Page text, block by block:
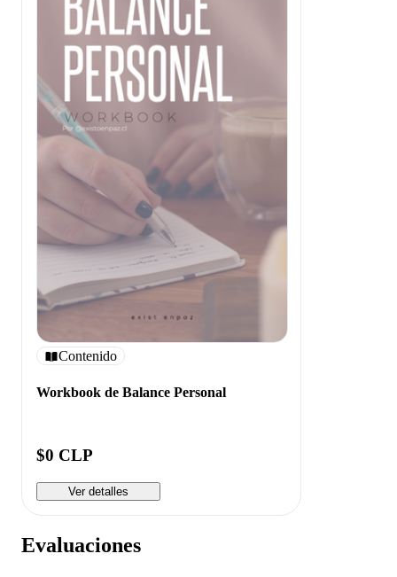
Contenido
Workbook de Balance Personal
$0 CLP
Ver detalles
Evaluaciones